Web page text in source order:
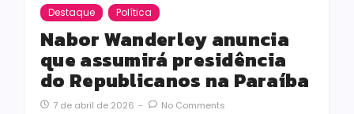
Destaque Política
Nabor Wanderley anuncia
que assumirá presidência
do Republicanos na Paraíba
7 de abril de 2026 - No Comments